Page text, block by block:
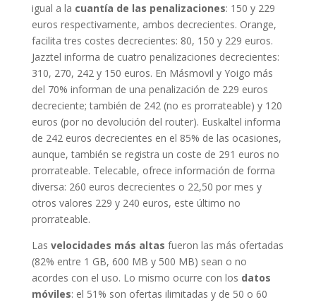
igual a la cuantía de las penalizaciones: 150 y 229
euros respectivamente, ambos decrecientes. Orange,
facilita tres costes decrecientes: 80, 150 y 229 euros.
Jazztel informa de cuatro penalizaciones decrecientes:
310, 270, 242 y 150 euros. En Másmovil y Yoigo más
del 70% informan de una penalización de 229 euros
decreciente; también de 242 (no es prorrateable) y 120
euros (por no devolución del router). Euskaltel informa
de 242 euros decrecientes en el 85% de las ocasiones,
aunque, también se registra un coste de 291 euros no
prorrateable. Telecable, ofrece información de forma
diversa: 260 euros decrecientes o 22,50 por mes y
otros valores 229 y 240 euros, este último no
prorrateable.
Las velocidades más altas fueron las más ofertadas
(82% entre 1 GB, 600 MB y 500 MB) sean o no
acordes con el uso. Lo mismo ocurre con los datos
móviles: el 51% son ofertas ilimitadas y de 50 o 60